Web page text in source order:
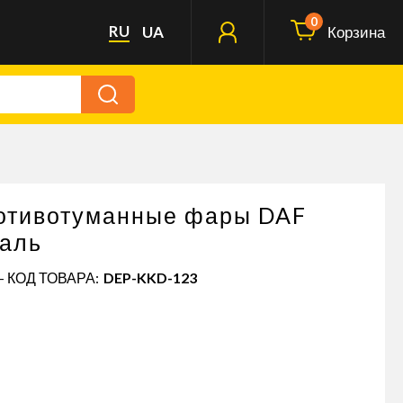
RU UA
0
Корзина
фары DAF
КОД ТОВАРА: DEP-KKD-123